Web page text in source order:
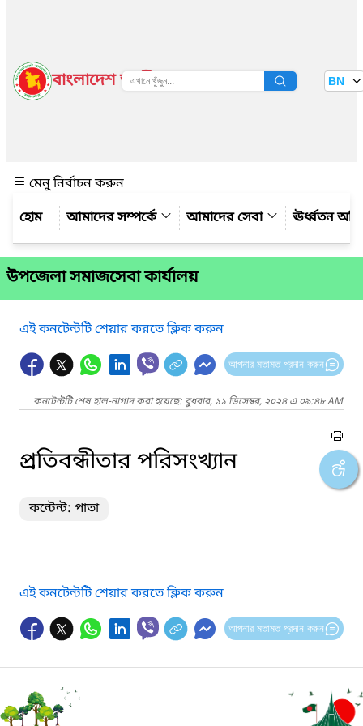
বাংলাদেশ জাতীয় তথ্য বাতায়ন BN
মেনু নির্বাচন করুন
আমাদের সম্পর্কে
আমাদের সেবা ঊর্ধ্বতন
উপজেলা সমাজসেবা কার্যালয়
এই কনটেন্টটি শেয়ার করতে ক্লিক করুন
আপনার মতামত প্রদান করুন
কনটেন্টটি শেষ হাল-নাগাদ করা হয়েছে: বুধবার, ১১ ডিসেম্বর, ২০২৪ এ ০৯:৪৮ AM
প্রতিবন্ধীতার পরিসংখ্যান
কন্টেন্ট: পাতা
এই কনটেন্টটি শেয়ার করতে ক্লিক করুন
আপনার মতামত প্রদান করুন